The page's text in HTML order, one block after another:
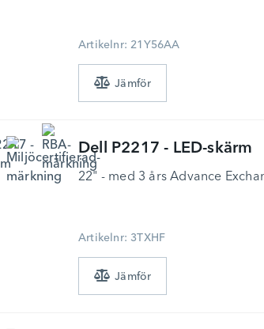
Artikelnr: 21Y56AA
Dell P2217 - LED-skärm
22" - med 3 års Advance
Artikelnr: 3TXHF